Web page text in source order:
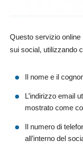
Questo servizio
sui social, utilizzando
Il nome e il
L’indirizzo email
mostrato come
Il numero di
all’interno del